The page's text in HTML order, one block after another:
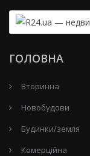
ГОЛОВНА
Вторинна
Новобудови
Будинки/земля
Комерційна